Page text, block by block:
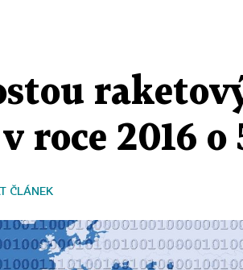
roce 2016 o
ČLÁNEK